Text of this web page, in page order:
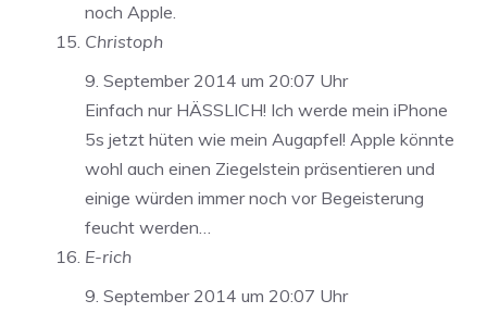
noch Apple.
Christoph
9. September 2014 um 20:07 Uhr
Einfach nur HÄSSLICH! Ich werde mein iPhone
5s jetzt hüten wie mein Augapfel! Apple könnte
wohl auch einen Ziegelstein präsentieren und
einige würden immer noch vor Begeisterung
feucht werden…
E-rich
9. September 2014 um 20:07 Uhr